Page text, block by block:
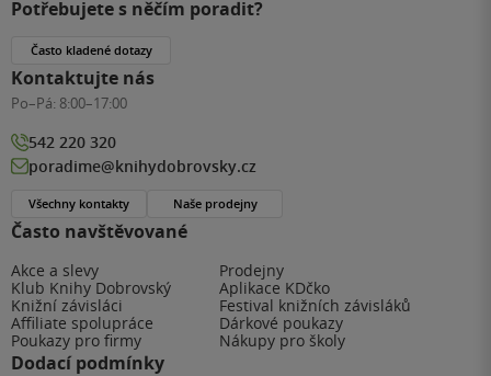
Často navštěvované
Akce a slevy
Prodejny
Klub Knihy Dobrovský
Aplikace KDčko
Knižní závisláci
Festival knižních závisláků
Affiliate spolupráce
Dárkové poukazy
Poukazy pro firmy
Nákupy pro školy
Dodací podmínky
Potřebujete s něčím poradit?
Často kladené dotazy
Kontaktujte nás
Po–Pá: 8:00–17:00
542 220 320
poradime@knihydobrovsky.cz
Všechny kontakty Naše prodejny